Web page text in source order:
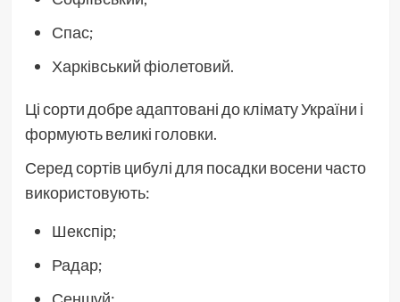
Спас;
Харківський фіолетовий.
Ці сорти добре адаптовані до клімату України і
формують великі головки.
Серед сортів цибулі для посадки восени часто
використовують:
Шекспір;
Радар;
Сеншуй;